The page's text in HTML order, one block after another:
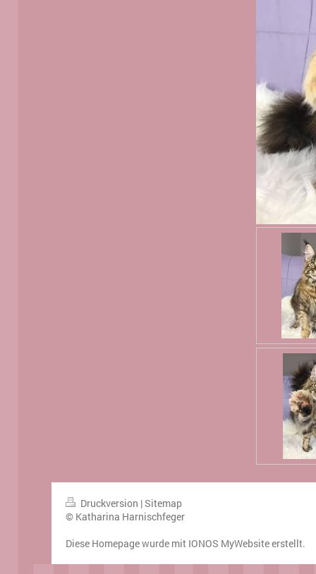
Druckversion |Sitemap
© Katharina Harnischfeger
Diese Homepage wurde mit IONOS MyWebsiteerstellt.